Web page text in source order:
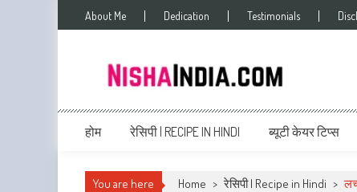
About Me Dedication Testimonials
Nishaindia.com
Indian Recipes | Indian Cookery | Vegetarian Recipes
होम रेसिपी | RECIPE IN HINDI ब्यूटी केयर टिप्स
You are here Home > रेसिपी | Recipe in Hindi >